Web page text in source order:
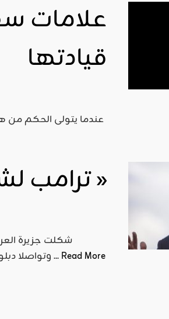
علامات
قيادتها
عندما يتولى الحكم من
ترامب لشعوب العالم : « إدفعوا »
شكلت جزيرة
وتواصلا دبلوماسياً كانت وجهته صوب الغرب الذي يراغب عن كثب فوران المنطقة ...Read More